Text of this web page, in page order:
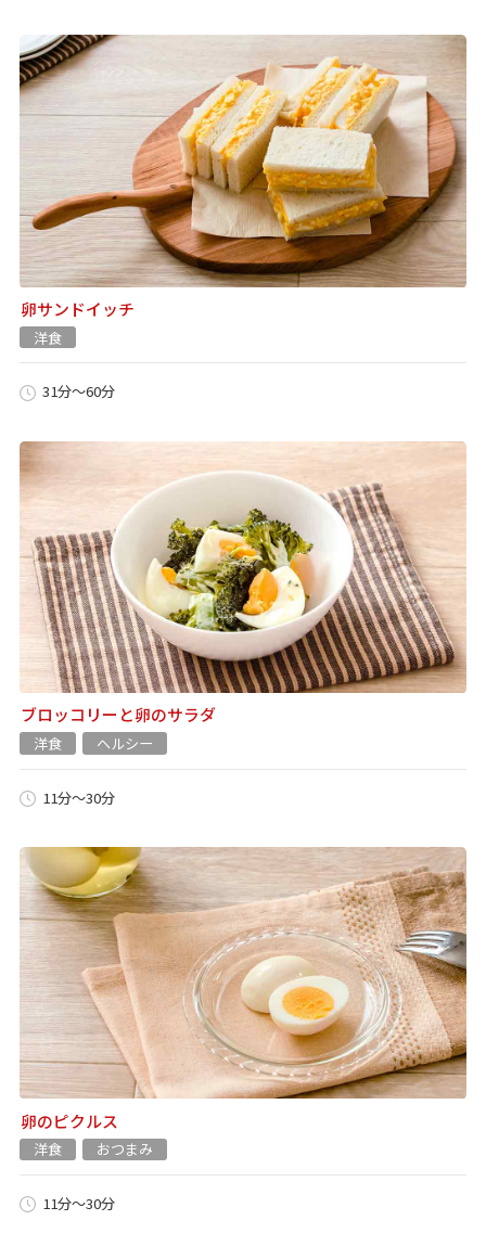
卵サンドイッチ
洋食
31分～60分
ブロッコリーと卵のサラダ
洋食 ヘルシー
11分～30分
卵のピクルス
洋食 おつまみ
11分～30分